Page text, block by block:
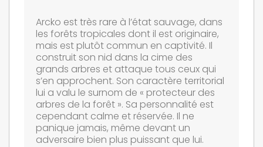
Arcko est très rare à l’état sauvage, dans
les forêts tropicales dont il est originaire,
mais est plutôt commun en captivité. Il
construit son nid dans la cime des
grands arbres et attaque tous ceux qui
s’en approchent. Son caractère territorial
lui a valu le surnom de « protecteur des
arbres de la forêt ». Sa personnalité est
cependant calme et réservée. Il ne
panique jamais, même devant un
adversaire bien plus puissant que lui.